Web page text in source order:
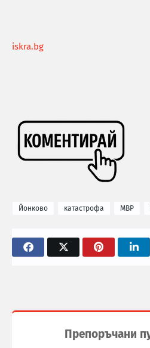
iskra.bg
Йонково катастрофа МВР
Препоръчани